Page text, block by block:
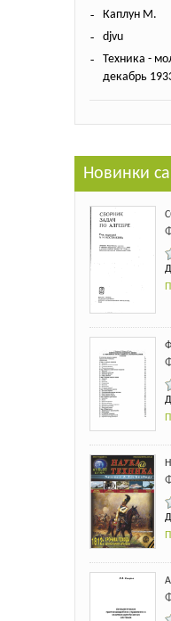
Каплун М.
djvu
Техника -
декабрь
Новинки